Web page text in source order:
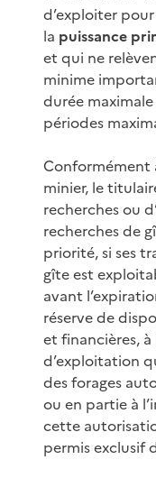
d’exploiter
la puissance
et qui ne
minime
durée
périodes
Conformément
minier, le
recherches ou
recherches de
priorité, si ses
gîte est
avant
réserve de
et financières, à
d’exploitation
des forages
ou en partie à
cette
permis exclusif